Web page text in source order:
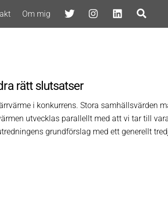
Om mig
rätt slutsatser
i konkurrens. Stora samhällsvärden
utvecklas parallellt med att vi tar till
grundförslag med ett generellt